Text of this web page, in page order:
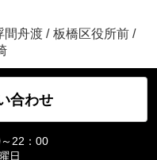
間舟渡 / 板橋区役所前 /
合わせ
22：00
日